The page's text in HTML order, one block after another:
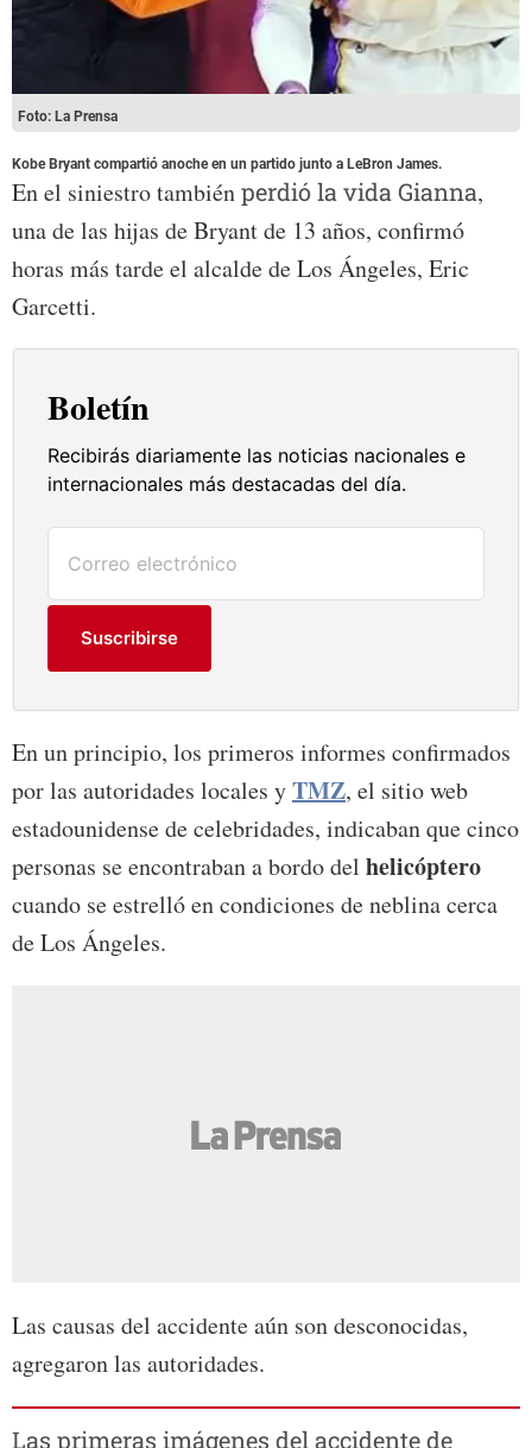
Foto: La Prensa
Kobe Bryant compartió anoche en un partido junto a LeBron James.
En el siniestro tambiénperdió la vida Gianna,
una de las hijas de Bryant de 13 años, confirmó
horas más tarde el alcalde de Los Ángeles, Eric
Garcetti.
Boletín
Recibirás diariamente las noticias nacionales e
internacionales más destacadas del día.
Suscribirse
En un principio, los primeros informes confirmados
por las autoridades locales yTMZ, el sitio web
estadounidense de celebridades, indicaban que cinco
personas se encontraban a bordo del helicóptero
cuando se estrelló en condiciones de neblina cerca
de Los Ángeles.
Las causas del accidente aún son desconocidas,
agregaron las autoridades.
Las primeras imágenes del accidente de